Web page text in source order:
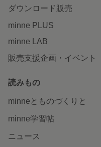
ダウンロード販売
minne PLUS
minne LAB
販売支援企画・イベント
読みもの
minneとものづくりと
minne学習帖
ニュース